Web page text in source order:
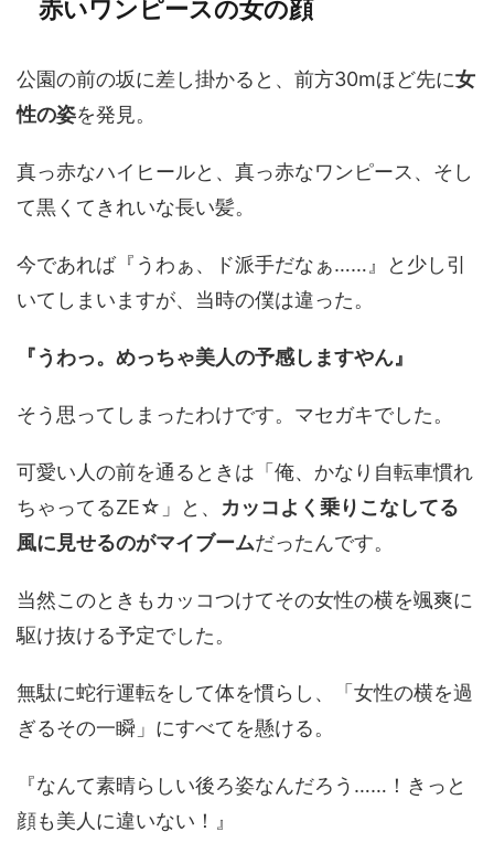
赤いワンピースの女の顔
公園の前の坂に差し掛かると、前方30mほど先に女
性の姿を発見。
真っ赤なハイヒールと、真っ赤なワンピース、そし
て黒くてきれいな長い髪。
今であれば『うわぁ、ド派手だなぁ……』と少し引
いてしまいますが、当時の僕は違った。
『うわっ。めっちゃ美人の予感しますやん』
そう思ってしまったわけです。マセガキでした。
可愛い人の前を通るときは「俺、かなり自転車慣れ
ちゃってるZE☆」と、 カッコよく乗りこなしてる
風に見せるのがマイブームだったんです。
当然このときもカッコつけてその女性の横を颯爽に
駆け抜ける予定でした。
無駄に蛇行運転をして体を慣らし、「女性の横を過
ぎるその一瞬」にすべてを懸ける。
『なんて素晴らしい後ろ姿なんだろう……！きっと
顔も美人に違いない！』